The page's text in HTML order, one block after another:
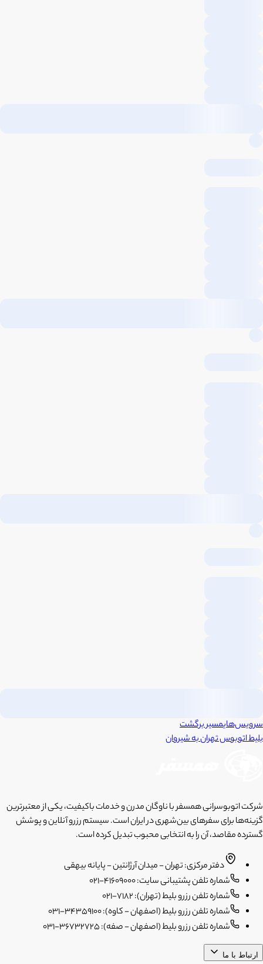
سرویس‌هایمسیر برگشت
بلیط اتوبوستهرانبهشیروان
شرکت اتوبوسرانی همسفر با ناوگان مدرن و خدمات باکیفیت، یکی از معتبرترین
گزینه‌ها برای سفرهای بین‌شهری در ایران است. سیستم رزرو آنلاین و پوشش
گسترده مقاصد، آن را به انتخابی محبوب تبدیل کرده است.
دفتر مرکزی: تهران - میدان آرژانتین - پایانه بیهقی
شماره تلفن پشتیبانی سایت: 41609000-021
شماره تلفن رزرو بلیط (تهران): 7182-021
شماره تلفن رزرو بلیط (اصفهان - کاوه): 34359100-031
شماره تلفن رزرو بلیط (اصفهان - صفه): 36732725-031
ارتباط با ما